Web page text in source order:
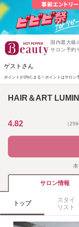
国内最大級
サロン予約
ゲストさん
ポイントが1%たまる！ ポイントはサロン
HAIR＆ART
4.82 （259
サロン情報
トップ
スタイ
リスト